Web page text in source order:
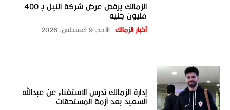
الزمالك يرفض عرض شركة النيل بـ 400
مليون جنيه
أخبار الزمالك الأحد، 9 أغسطس، 2026
إدارة الزمالك تدرس الاستغناء عن عبدالله
السعيد بعد أزمة المستحقات